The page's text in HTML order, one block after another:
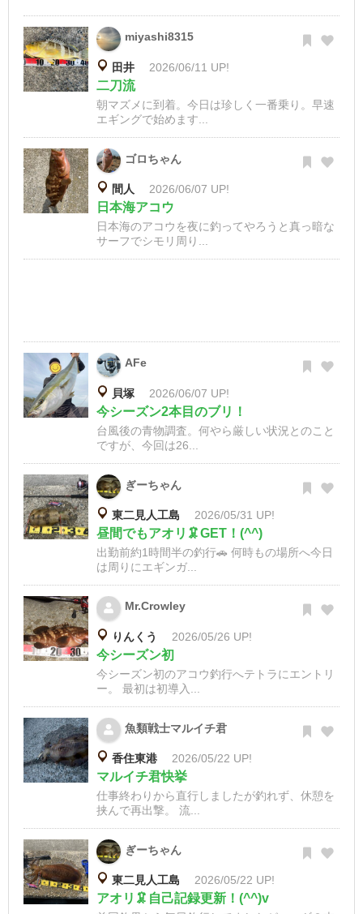
miyashi8315
田井 2026/06/11 UP!
二刀流
朝マズメに到着。今日は珍しく一番乗り。早速
エギングで始めます...
ゴロちゃん
間人 2026/06/07 UP!
日本海アコウ
日本海のアコウを夜に釣ってやろうと真っ暗な
サーフでシモリ周り...
AFe
貝塚 2026/06/07 UP!
今シーズン2本目のブリ！
台風後の青物調査。何やら厳しい状況とのこと
ですが、今回は26...
ぎーちゃん
東二見人工島 2026/05/31 UP!
昼間でもアオリ🦑GET！(^^)
出勤前約1時間半の釣行🚗 何時もの場所へ今日
は周りにエギンガ...
Mr.Crowley
りんくう 2026/05/26 UP!
今シーズン初
今シーズン初のアコウ釣行へテトラにエントリ
ー。 最初は初導入...
魚類戦士マルイチ君
香住東港 2026/05/22 UP!
マルイチ君快挙
仕事終わりから直行しましたが釣れず、休憩を
挟んで再出撃。 流...
ぎーちゃん
東二見人工島 2026/05/22 UP!
アオリ🦑自己記録更新！(^^)v